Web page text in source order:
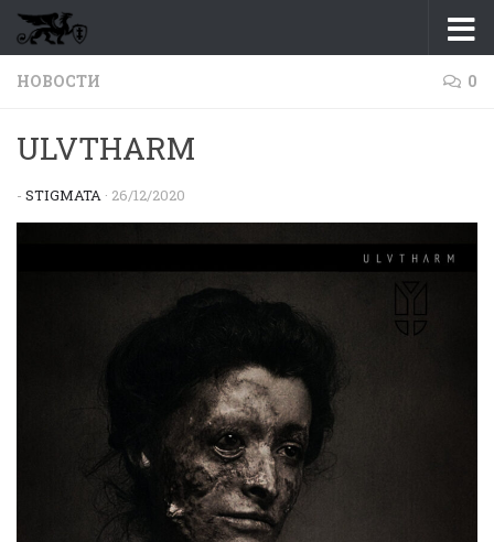
Перейти к содержимому
НОВОСТИ 0
ULVTHARM
- STIGMATA · 26/12/2020